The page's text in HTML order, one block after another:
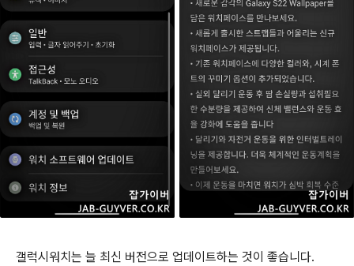
갤럭시워치는 늘 최신 버전으로 업데이트하는 것이 좋습니다.